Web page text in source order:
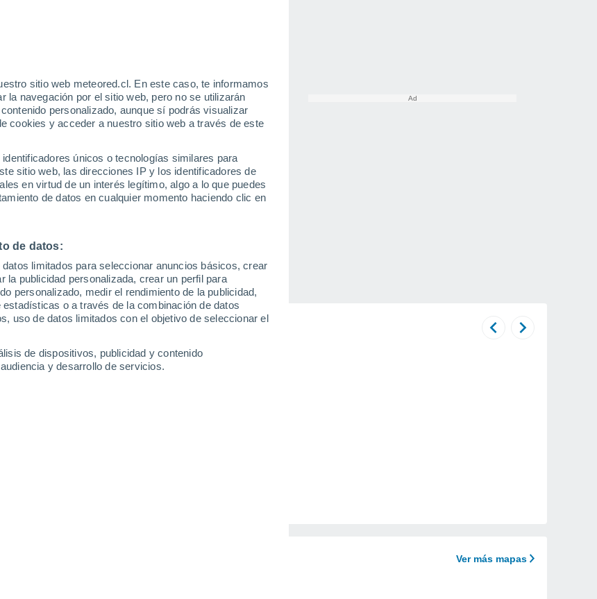
sitio web meteored.cl. En este caso, te informamos
la navegación por el sitio web, pero no se utilizarán
personalizado, aunque sí podrás visualizar
cookies y acceder a nuestro sitio web a través de este
únicos o tecnologías similares para
sitio web, las direcciones IP y los identificadores de
en virtud de un interés legítimo, algo a lo que puedes
de datos en cualquier momento haciendo clic en
de datos:
limitados para seleccionar anuncios básicos, crear
la publicidad personalizada, crear un perfil para
personalizado, medir el rendimiento de la publicidad,
o a través de la combinación de datos
uso de datos limitados con el objetivo de seleccionar el
de dispositivos, publicidad y contenido
y desarrollo de servicios.
Espesor de nieve en la base
Espesor de nieve en la parte superior -
Ver más mapas